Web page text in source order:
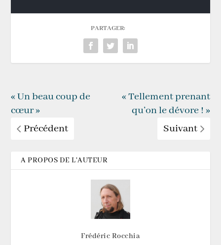
PARTAGER:
« Un beau coup de
cœur »
Précédent
« Tellement prenant
qu’on le dévore ! »
Suivant
A PROPOS DE L'AUTEUR
Frédéric Rocchia